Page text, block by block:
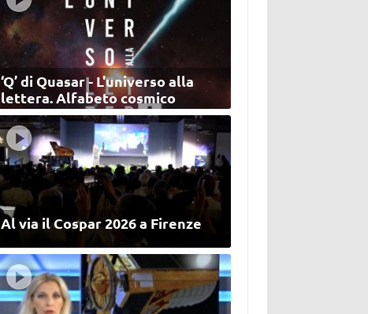
‘Q’ di Quasar - L'universo alla
lettera. Alfabeto cosmico
Al via il Cospar 2026 a Firenze